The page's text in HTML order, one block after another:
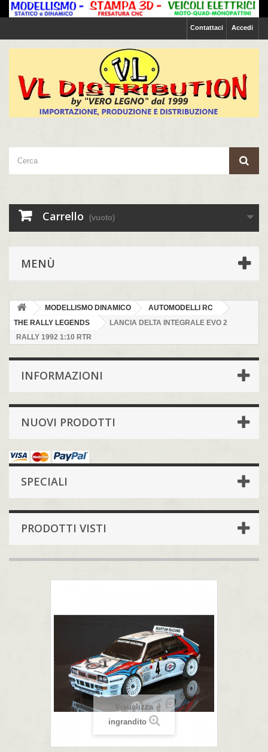
Accedi
Contattaci
Carrello (vuoto)
MENÙ
MODELLISMO DINAMICO
AUTOMODELLI RC
THE RALLY LEGENDS
LANCIA DELTA INTEGRALE EVO 2
RALLY 1992 1:10 RTR
INFORMAZIONI
NUOVI PRODOTTI
SPECIALI
PRODOTTI VISTI
Visualizza
ingrandito